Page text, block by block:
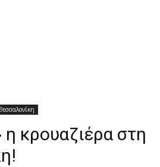
η κρουαζιέρα στη